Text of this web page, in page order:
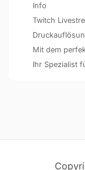
Info
Twitch
Mit dem
Ihr Spezialist